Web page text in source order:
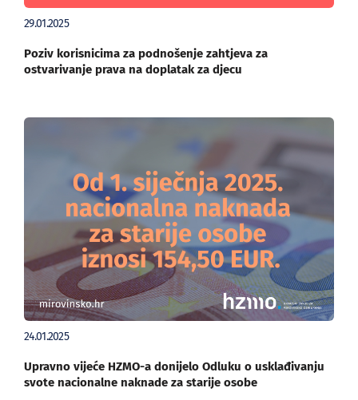
29.01.2025
Poziv korisnicima za podnošenje zahtjeva za
ostvarivanje prava na doplatak za djecu
24.01.2025
Upravno vijeće HZMO-a donijelo Odluku o usklađivanju
svote nacionalne naknade za starije osobe